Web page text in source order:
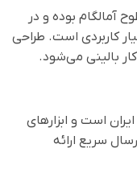
بوده و در
کاربردی است. طراحی
بالینی می‌شود.
ایران است و ابزارهای
سریع ارائه